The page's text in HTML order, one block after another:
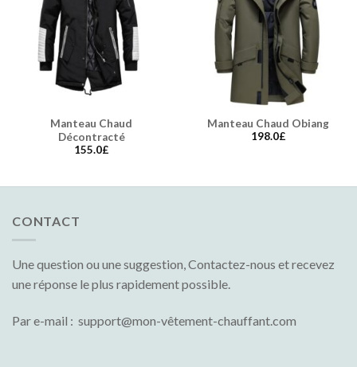
Manteau Chaud
Décontracté
155.0£
Manteau Chaud Obiang
198.0£
CONTACT
Une question ou une suggestion, Contactez-nous et recevez
une réponse le plus rapidement possible.
Par e-mail : support@mon-vêtement-chauffant.com